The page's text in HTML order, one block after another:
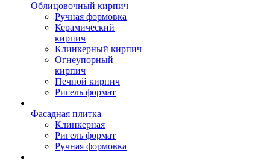
Облицовочный кирпич
Ручная формовка
Керамический
кирпич
Клинкерный кирпич
Огнеупорный
кирпич
Печной кирпич
Ригель формат
Фасадная плитка
Клинкерная
Ригель формат
Ручная формовка